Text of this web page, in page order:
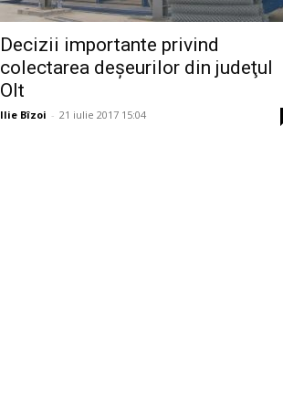
Decizii importante privind
colectarea deşeurilor din judeţul
Olt
Ilie Bîzoi - 21 iulie 2017 15:04